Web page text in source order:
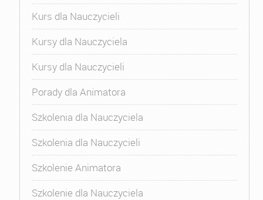
Kurs dla Nauczycieli
Kursy dla Nauczyciela
Kursy dla Nauczycieli
Porady dla Animatora
Szkolenia dla Nauczyciela
Szkolenia dla Nauczycieli
Szkolenie Animatora
Szkolenie dla Nauczyciela